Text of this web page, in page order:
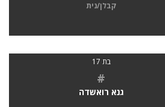
קבלן/נית
בת 17
#
גנא רואשדה